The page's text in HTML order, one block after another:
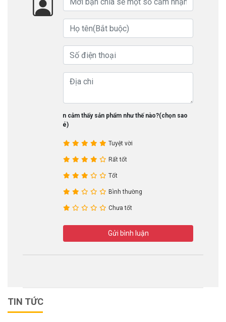
Bạn cảm thấy sản phẩm như thế nào?(chọn sao
nhé)
Tuyệt vời
Rất tốt
Tốt
Bình thường
Chưa tốt
Gửi bình luận
TIN TỨC